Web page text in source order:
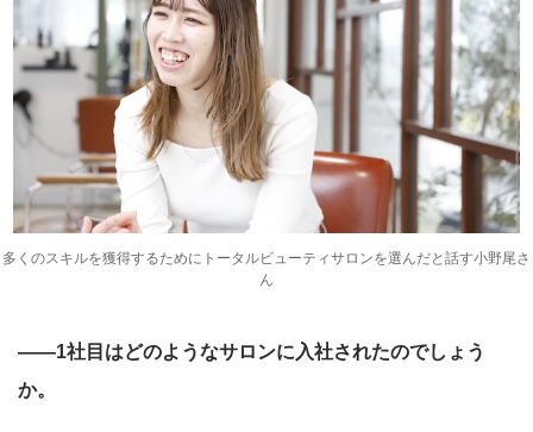
多くのスキルを獲得するためにトータルビューティサロンを選んだと話す小野尾さ
ん
――1社目はどのようなサロンに入社されたのでしょう
か。